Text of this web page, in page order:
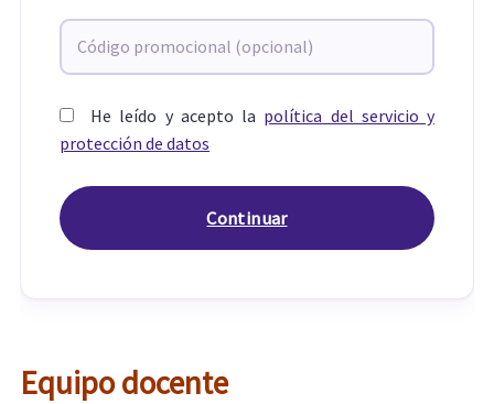
He leído y acepto la política del servicio y
protección de datos
Equipo docente